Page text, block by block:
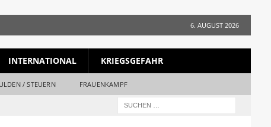
6. AUGUST 2026
INTERNATIONAL KRIEGSGEFAHR
/ STEUERN FRAUENKAMPF